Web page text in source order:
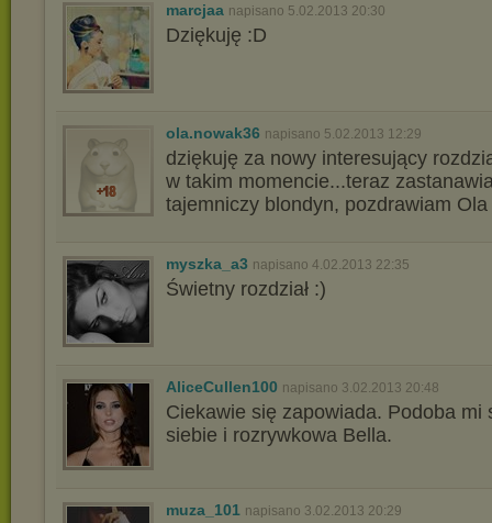
marcjaa napisano 5.02.2013 20:30
Dziękuję :D
ola.nowak36 napisano 5.02.2013 12:29
dziękuję za nowy interesujący
w takim momencie...teraz
tajemniczy blondyn, pozdrawiam Ola
myszka_a3 napisano 4.02.2013 22:35
Świetny rozdział :)
AliceCullen100 napisano 3.02.2013 20:48
Ciekawie się zapowiada. Podoba mi
siebie i rozrywkowa Bella.
muza_101 napisano 3.02.2013 20:29